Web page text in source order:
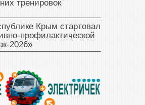
тренировок
Крым стартовал